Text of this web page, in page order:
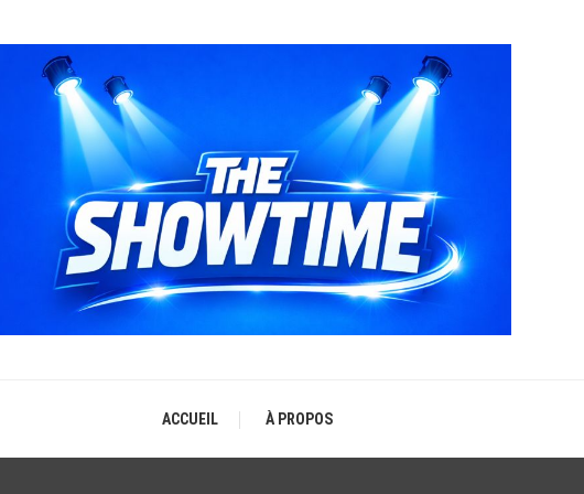
THE SHOWTIME
ACCUEIL À PROPOS